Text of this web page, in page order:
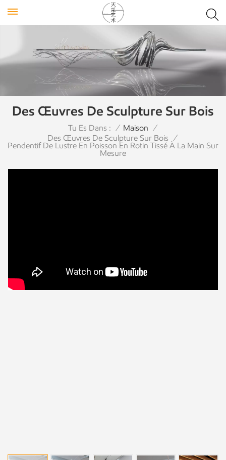
Des Œuvres De Sculpture Sur Bois
Tu Es Dans : / Maison /
Des Œuvres De Sculpture Sur Bois /
Pendentif De Lustre En Poisson En Rotin Tissé À La Main Sur
Mesure